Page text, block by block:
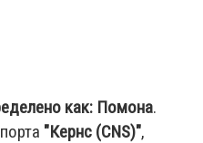
как: Помона.
"Кернс (CNS)",